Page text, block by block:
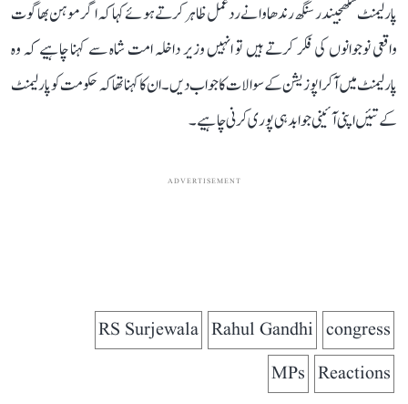
پارلیمنٹ سکھجیندر سنگھ رندھاوا نے ردعمل ظاہر کرتے ہوئے کہا کہ اگر موہن بھاگوت
واقعی نوجوانوں کی فکر کرتے ہیں تو انہیں وزیر داخلہ امت شاہ سے کہنا چاہیے کہ وہ
پارلیمنٹ میں آکر اپوزیشن کے سوالات کا جواب دیں۔ ان کا کہنا تھا کہ حکومت کو پارلیمنٹ
کے تئیں اپنی آئینی جوابدہی پوری کرنی چاہیے۔
ADVERTISEMENT
congress
Rahul Gandhi
RS Surjewala
Reactions
MPs